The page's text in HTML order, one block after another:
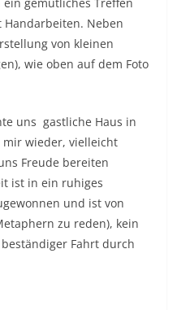
Neben
von kleinen
wie oben auf dem Foto
uns gastliche Haus in
wieder, vielleicht
Freude bereiten
ist in ein ruhiges
und ist von
zu reden), kein
Fahrt durch